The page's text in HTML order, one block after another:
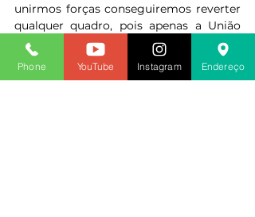
unirmos forças conseguiremos reverter
qualquer quadro, pois apenas a União
fortalece e resulta em Vitórias”, finaliza
o presidente Graciliano Gama.
Phone YouTube Instagram Endereço